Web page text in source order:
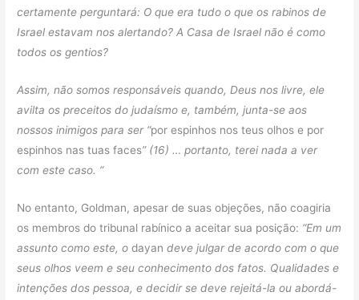
certamente perguntará: O que era tudo o que os rabinos de
Israel estavam nos alertando? A Casa de Israel não é como
todos os gentios?
Assim, não somos responsáveis ​​quando, Deus nos livre, ele
avilta os preceitos do judaísmo e, também, junta-se aos
nossos inimigos para ser “por espinhos nos teus olhos e por
espinhos nas tuas faces” (16) … portanto, terei nada a ver
com este caso. “
No entanto, Goldman, apesar de suas objeções, não coagiria
os membros do tribunal rabínico a aceitar sua posição: “Em um
assunto como este, odayan deve julgar de acordo com o que
seus olhos veem e seu conhecimento dos fatos. Qualidades e
intenções dos pessoa, e decidir se deve rejeitá-la ou abordá-